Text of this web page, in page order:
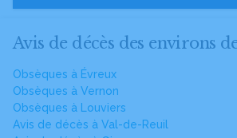
Avis de décès des environs
Obsèques à Évreux
Obsèques à Vernon
Obsèques à Louviers
Avis de décès à Val-de-Reuil